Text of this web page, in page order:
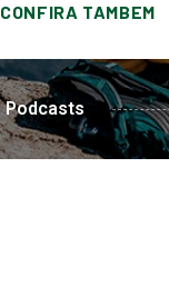
CONFIRA TAMBEM
Podcasts